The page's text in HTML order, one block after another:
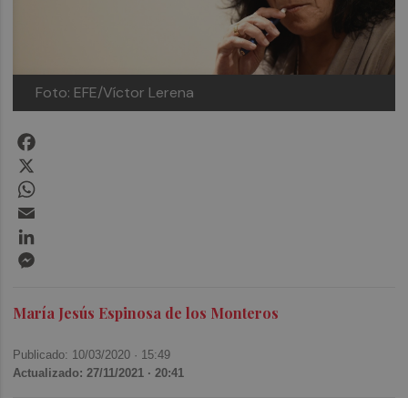
Foto: EFE/Víctor Lerena
María Jesús Espinosa de los Monteros
Publicado: 10/03/2020 · 15:49
Actualizado: 27/11/2021 · 20:41